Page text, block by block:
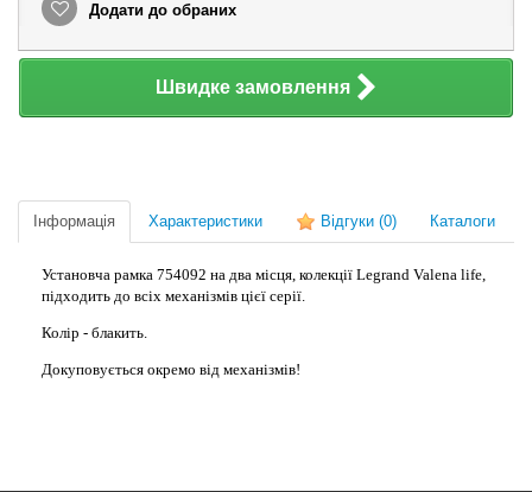
Додати до обраних
Швидке замовлення
Інформація Характеристики Відгуки (0) Каталоги
Установча рамка 754092 на два місця, колекції Legrand Valena life,
підходить до всіх механізмів цієї серії.
Колір - блакить.
Докуповується окремо від механізмів!